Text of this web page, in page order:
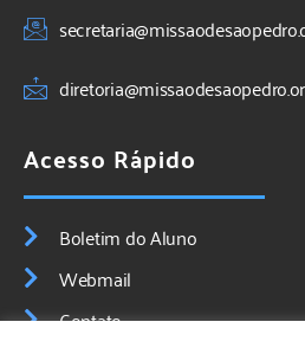
Acesso Rápido
Boletim do Aluno
Webmail
Contato